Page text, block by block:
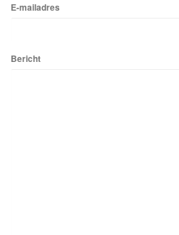
E-mailadres
Bericht